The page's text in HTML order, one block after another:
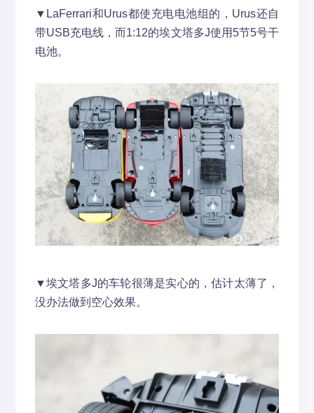
▼LaFerrari和Urus都使充电电池组的，Urus还自
带USB充电线，而1:12的埃文塔多J使用5节5号干
电池。
▼埃文塔多J的车轮很薄是实心的，估计太薄了，
没办法做到空心效果。